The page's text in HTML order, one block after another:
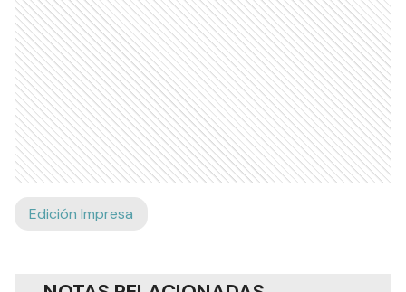
Edición Impresa